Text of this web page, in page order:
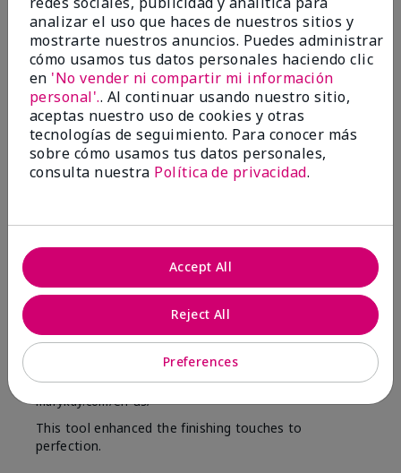
1 estrella
0
Evaluado por 2 clientes
MK completion sponge
porShirley "Girl"
Evaluado en
marykay.com/en-us/
This tool enhanced the finishing touches to
perfection.
analizar el uso que haces de nuestros sitios y
mostrarte nuestros anuncios. Puedes administrar
cómo usamos tus datos personales haciendo clic
en 'No vender ni compartir mi información
personal'.. Al continuar usando nuestro sitio,
aceptas nuestro uso de cookies y otras
tecnologías de seguimiento. Para conocer más
sobre cómo usamos tus datos personales,
consulta nuestra Política de privacidad.
Preferences
Reject All
Accept All